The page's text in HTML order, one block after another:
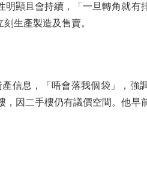
顯且會持續，「一旦轉角就有
生產製造及售賣。
信息，「唔會落我個袋」，強
因二手樓仍有議價空間。他早